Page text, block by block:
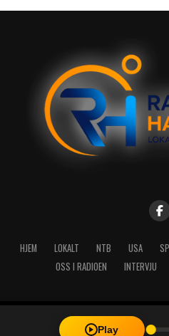
HJEM LOKALT NTB USA
OSS I RADIOEN
INTERVJU
Copyright © 2026 A-Media AS |
5527 Haugesund - Mail:
Play